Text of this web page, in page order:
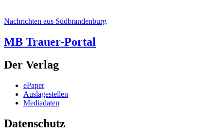
Nachrichten aus Südbrandenburg
MB Trauer-Portal
Der Verlag
ePaper
Auslagestellen
Mediadaten
Datenschutz